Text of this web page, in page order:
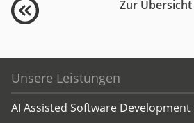
Zur Übersicht
Unsere Leistungen
AI Assisted Software Development